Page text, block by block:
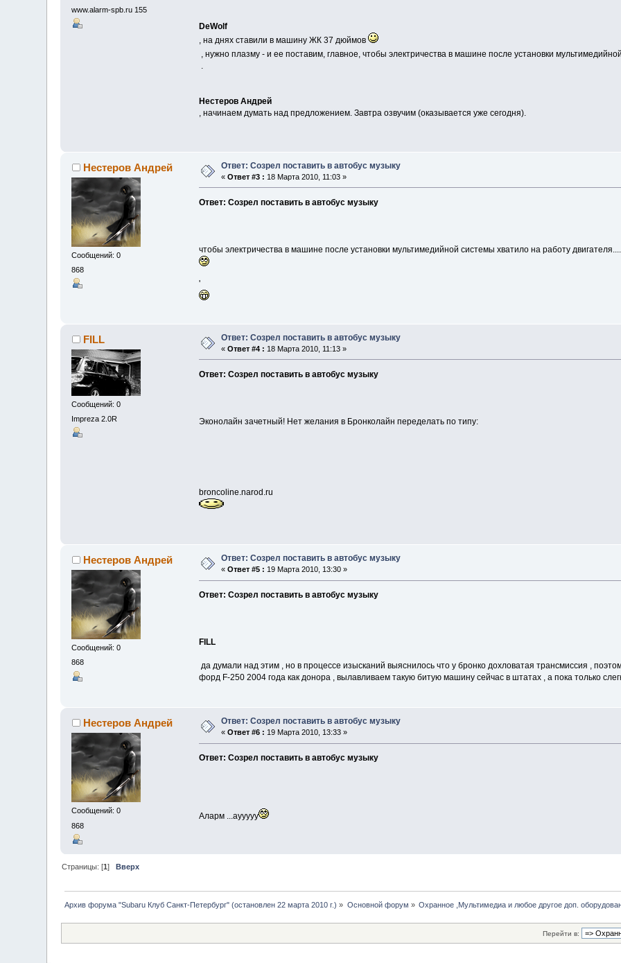
www.alarm-spb.ru 155
DeWolf
, на днях ставили в машину ЖК 37 дюймов
, нужно плазму - и ее поставим, главное, чтобы электричества в машине после установки
.
Нестеров Андрей
, начинаем думать над предложением. Завтра озвучим (оказывается уже сегодня).
Нестеров Андрей
Сообщений: 0
868
Ответ: Созрел поставить в автобус музыку
«Ответ #3 : 18 Марта 2010, 11:03 »
Ответ: Созрел поставить в автобус музыку
чтобы электричества в машине после установки мультимедийной системы хватило на работу двигателя.....
'
FILL
Сообщений: 0
Impreza 2.0R
Ответ: Созрел поставить в автобус музыку
«Ответ #4 : 18 Марта 2010, 11:13 »
Ответ: Созрел поставить в автобус музыку
Эконолайн зачетный! Нет желания в Бронколайн переделать по типу:
broncoline.narod.ru
Нестеров Андрей
Сообщений: 0
868
Ответ: Созрел поставить в автобус музыку
«Ответ #5 : 19 Марта 2010, 13:30 »
Ответ: Созрел поставить в автобус музыку
FILL
да думали над этим , но в процессе изысканий выяснилось что у бронко дохловатая трансмиссия ,
форд F-250 2004 года как донора , вылавливаем такую битую машину сейчас в штатах , а пока только
Нестеров Андрей
Сообщений: 0
868
Ответ: Созрел поставить в автобус музыку
«Ответ #6 : 19 Марта 2010, 13:33 »
Ответ: Созрел поставить в автобус музыку
Аларм ...аууууу
Страницы: [1]
Вверх
Архив форума "Subaru Клуб Санкт-Петербург" (остановлен 22 марта 2010 г.) » Основной форум » Охранное ,Мультимедиа и любое другое доп.
Перейти в: